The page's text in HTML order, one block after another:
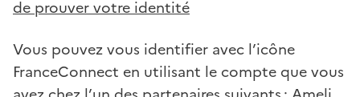
de prouver votre identité
Vous pouvez vous identifier avec l’icône
FranceConnect en utilisant le compte que vous